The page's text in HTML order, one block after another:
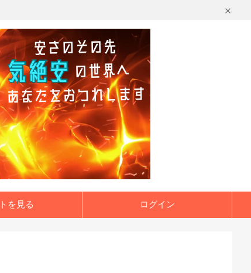
を見る ログイン